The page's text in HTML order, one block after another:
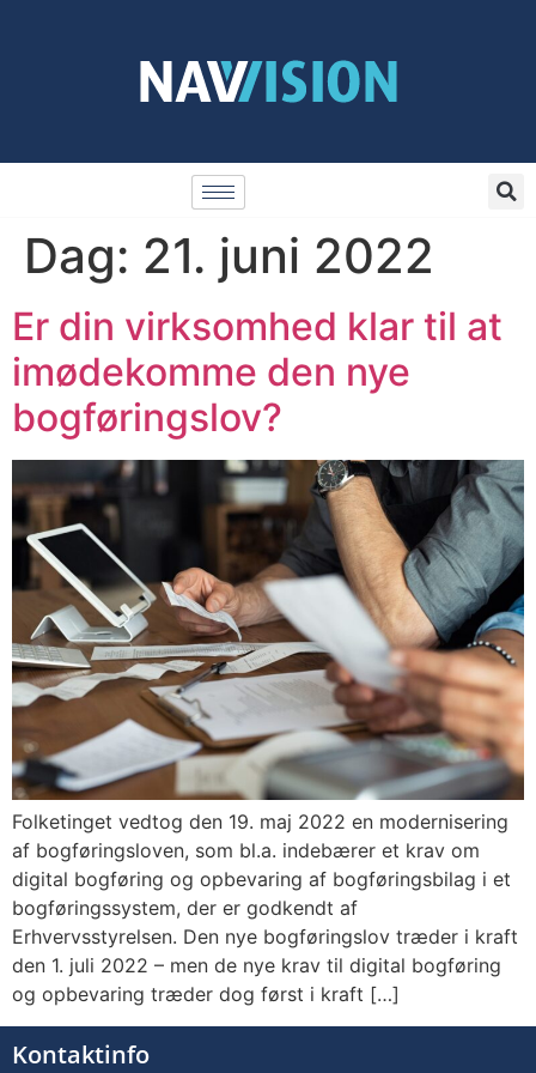
Dag: 21. juni 2022
Er din virksomhed klar til at
imødekomme den nye
bogføringslov?
Folketinget vedtog den 19. maj 2022 en modernisering
af bogføringsloven, som bl.a. indebærer et krav om
digital bogføring og opbevaring af bogføringsbilag i et
bogføringssystem, der er godkendt af
Erhvervsstyrelsen. Den nye bogføringslov træder i kraft
den 1. juli 2022 – men de nye krav til digital bogføring
og opbevaring træder dog først i kraft […]
Kontaktinfo